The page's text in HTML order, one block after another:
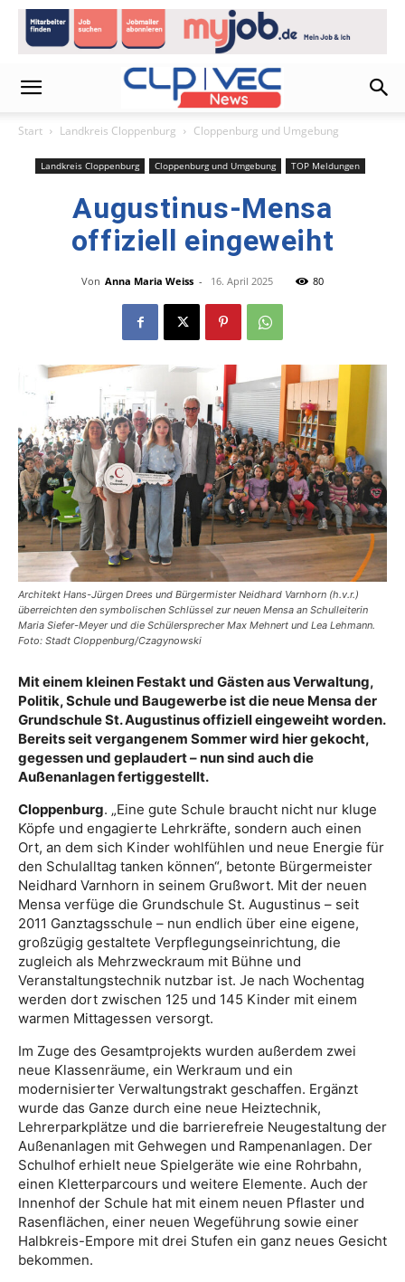
Start Landkreis Cloppenburg Cloppenburg und Umgebung
Landkreis Cloppenburg Cloppenburg und Umgebung TOP Meldungen
Augustinus-Mensa
offiziell eingeweiht
Von Anna Maria Weiss - 16. April 2025 80
Architekt Hans-Jürgen Drees und Bürgermister Neidhard Varnhorn (h.v.r.)
überreichten den symbolischen Schlüssel zur neuen Mensa an Schulleiterin
Maria Siefer-Meyer und die Schülersprecher Max Mehnert und Lea Lehmann.
Foto: Stadt Cloppenburg/Czagynowski
Mit einem kleinen Festakt und Gästen aus Verwaltung,
Politik, Schule und Baugewerbe ist die neue Mensa der
Grundschule St. Augustinus offiziell eingeweiht worden.
Bereits seit vergangenem Sommer wird hier gekocht,
gegessen und geplaudert – nun sind auch die
Außenanlagen fertiggestellt.
Cloppenburg. „Eine gute Schule braucht nicht nur kluge
Köpfe und engagierte Lehrkräfte, sondern auch einen
Ort, an dem sich Kinder wohlfühlen und neue Energie für
den Schulalltag tanken können“, betonte Bürgermeister
Neidhard Varnhorn in seinem Grußwort. Mit der neuen
Mensa verfüge die Grundschule St. Augustinus – seit
2011 Ganztagsschule – nun endlich über eine eigene,
großzügig gestaltete Verpflegungseinrichtung, die
zugleich als Mehrzweckraum mit Bühne und
Veranstaltungstechnik nutzbar ist. Je nach Wochentag
werden dort zwischen 125 und 145 Kinder mit einem
warmen Mittagessen versorgt.
Im Zuge des Gesamtprojekts wurden außerdem zwei
neue Klassenräume, ein Werkraum und ein
modernisierter Verwaltungstrakt geschaffen. Ergänzt
wurde das Ganze durch eine neue Heiztechnik,
Lehrerparkplätze und die barrierefreie Neugestaltung der
Außenanlagen mit Gehwegen und Rampenanlagen. Der
Schulhof erhielt neue Spielgeräte wie eine Rohrbahn,
einen Kletterparcours und weitere Elemente. Auch der
Innenhof der Schule hat mit einem neuen Pflaster und
Rasenflächen, einer neuen Wegeführung sowie einer
Halbkreis-Empore mit drei Stufen ein ganz neues Gesicht
bekommen.